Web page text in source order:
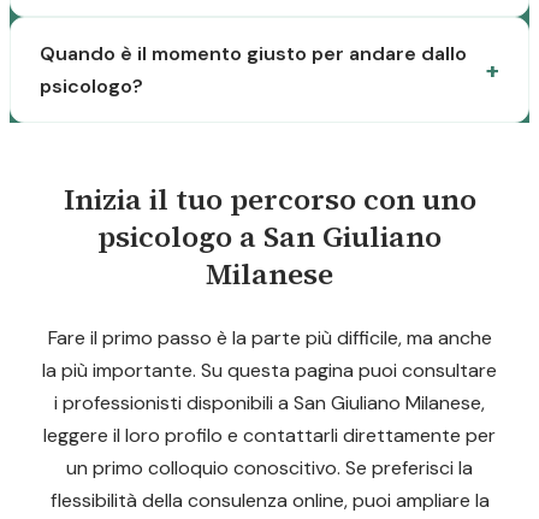
Quando è il momento giusto per andare dallo
psicologo?
Inizia il tuo percorso con uno
psicologo a San Giuliano
Milanese
Fare il primo passo è la parte più difficile, ma anche
la più importante. Su questa pagina puoi consultare
i professionisti disponibili a San Giuliano Milanese,
leggere il loro profilo e contattarli direttamente per
un primo colloquio conoscitivo. Se preferisci la
flessibilità della consulenza online, puoi ampliare la